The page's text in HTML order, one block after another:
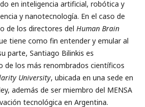
en inteligencia artificial, robótica y
y nanotecnología. En el caso de
de los directores del Human Brain
tiene como fin entender y emular al
parte, Santiago Bilinkis es
de los más renombrados científicos
University, ubicada en una sede en
además de ser miembro del MENSA
tecnológica en Argentina.